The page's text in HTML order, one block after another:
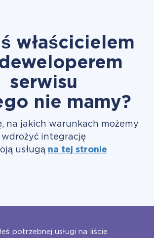
właścicielem
serwisu
nie mamy?
na jakich warunkach możemy
wdrożyć integrację
usługą na tej stronie
potrzebnej usługi na liście